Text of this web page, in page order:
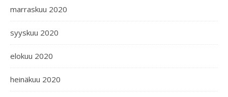
marraskuu 2020
syyskuu 2020
elokuu 2020
heinäkuu 2020